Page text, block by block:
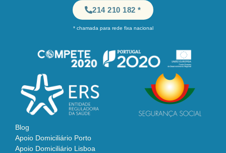
214 210 182 *
* chamada para rede fixa nacional
Blog
Apoio Domiciliário Porto
Apoio Domiciliário Lisboa